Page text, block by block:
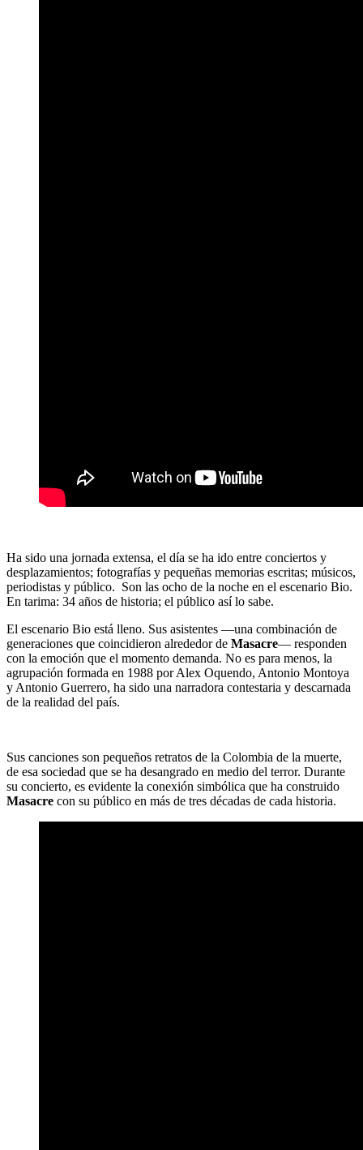
Ha sido una jornada extensa, el día se ha ido entre conciertos y
desplazamientos; fotografías y pequeñas memorias escritas; músicos,
periodistas y público. Son las ocho de la noche en el escenario Bio.
En tarima: 34 años de historia; el público así lo sabe.
El escenario Bio está lleno. Sus asistentes ―una combinación de
generaciones que coincidieron alrededor de Masacre― responden
con la emoción que el momento demanda. No es para menos, la
agrupación formada en 1988 por Alex Oquendo, Antonio Montoya
y Antonio Guerrero, ha sido una narradora contestaria y descarnada
de la realidad del país.
Sus canciones son pequeños retratos de la Colombia de la muerte,
de esa sociedad que se ha desangrado en medio del terror. Durante
su concierto, es evidente la conexión simbólica que ha construido
Masacre con su público en más de tres décadas de cada historia.